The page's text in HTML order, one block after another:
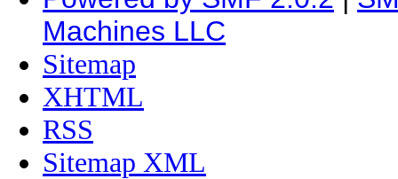
Machines LLC
Sitemap
XHTML
RSS
Sitemap XML